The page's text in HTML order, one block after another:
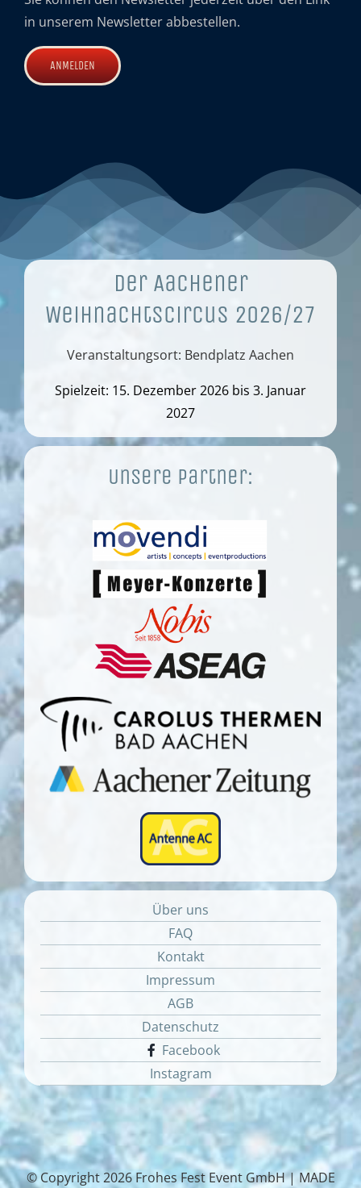
in unserem Newsletter abbestellen.
Der Aachener
Weihnachtscircus 2026/27
Veranstaltungsort: Bendplatz Aachen
Spielzeit: 15. Dezember 2026 bis 3. Januar
2027
Unsere Partner:
Über uns
FAQ
Kontakt
Impressum
AGB
Datenschutz
Facebook
Instagram
© Copyright2026 Frohes Fest Event GmbH |MADE